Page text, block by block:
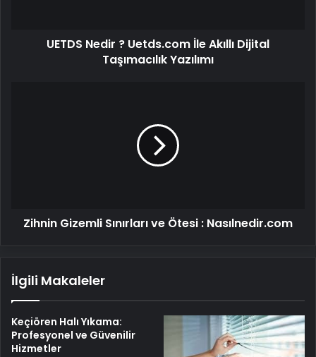
UETDS Nedir ? Uetds.com İle Akıllı Dijital
Taşımacılık Yazılımı
Zihnin Gizemli Sınırları ve Ötesi : Nasılnedir.com
İlgili Makaleler
Keçiören Halı Yıkama:
Profesyonel ve Güvenilir
Hizmetler